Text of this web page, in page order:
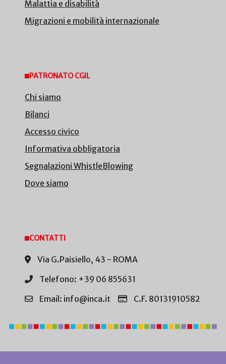
Malattia e disabilità
Migrazioni e mobilità internazionale
PATRONATO CGIL
Chi siamo
Bilanci
Accesso civico
Informativa obbligatoria
Segnalazioni WhistleBlowing
Dove siamo
CONTATTI
Via G.Paisiello, 43 - ROMA
Telefono: +39 06 855631
Email: info@inca.it
C.F. 80131910582